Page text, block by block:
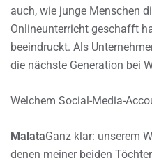
auch, wie junge Menschen
Onlineunterricht geschafft
beeindruckt. Als
die nächste Generation bei
Welchem Social-Media-
MalataGanz klar: unserem
denen meiner beiden